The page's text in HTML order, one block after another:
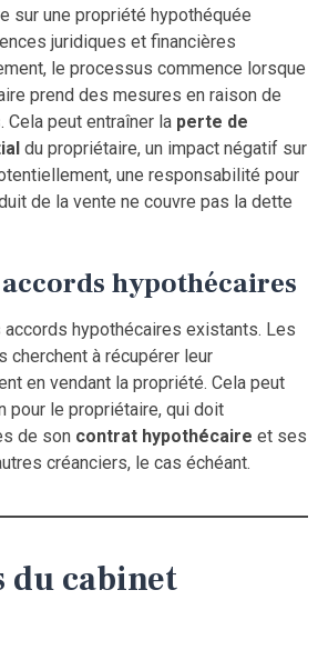
sur une propriété hypothéquée
juridiques et financières
le processus commence lorsque
prend des mesures en raison de
. Cela peut entraîner laperte de
du propriétaire, un impact négatif sur
une responsabilité pour
de la vente ne couvre pas la dette
hypothécaires
hypothécaires existants. Les
cherchent à récupérer leur
en vendant la propriété. Cela peut
pour le propriétaire, qui doit
de son contrat hypothécaire et ses
créanciers, le cas échéant.
du cabinet